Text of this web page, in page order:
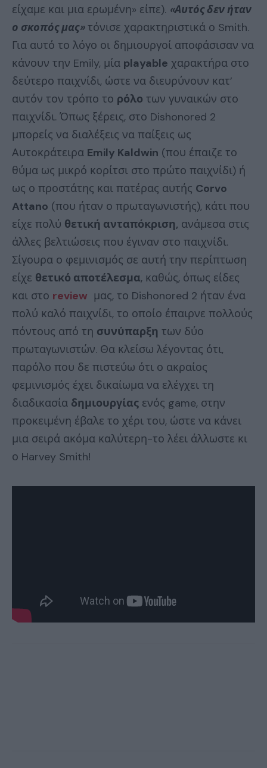
είχαμε και μια ερωμένη» είπε). «Αυτός δεν ήταν
ο σκοπός μας»τόνισε χαρακτηριστικά ο Smith.
Για αυτό το λόγο οι δημιουργοί αποφάσισαν να
κάνουν την Emily, μία playable χαρακτήρα στο
δεύτερο παιχνίδι, ώστε να διευρύνουν κατ’
αυτόν τον τρόπο το ρόλο των γυναικών στο
παιχνίδι. Όπως ξέρεις, στο Dishonored 2
μπορείς να διαλέξεις να παίξεις ως
Αυτοκράτειρα Emily Kaldwin (που έπαιζε το
θύμα ως μικρό κορίτσι στο πρώτο παιχνίδι) ή
ως ο προστάτης και πατέρας αυτής Corvo
Attano (που ήταν ο πρωταγωνιστής), κάτι που
είχε πολύ θετική ανταπόκριση, ανάμεσα στις
άλλες βελτιώσεις που έγιναν στο παιχνίδι.
Σίγουρα ο φεμινισμός σε αυτή την περίπτωση
είχε θετικό αποτέλεσμα, καθώς, όπως είδες
και στο review μας, το Dishonored 2 ήταν ένα
πολύ καλό παιχνίδι, το οποίο έπαιρνε πολλούς
πόντους από τη συνύπαρξη των δύο
πρωταγωνιστών. Θα κλείσω λέγοντας ότι,
παρόλο που δε πιστεύω ότι ο ακραίος
φεμινισμός έχει δικαίωμα να ελέγχει τη
διαδικασία δημιουργίας ενός game, στην
προκειμένη έβαλε το χέρι του, ώστε να κάνει
μια σειρά ακόμα καλύτερη-το λέει άλλωστε κι
ο Harvey Smith!